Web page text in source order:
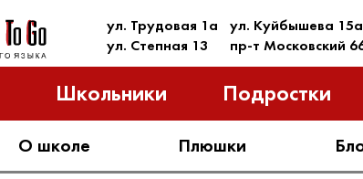
ул. Трудовая 1a
ул. Куйбышева
ул. Степная 13
пр-т Московский
Школьники Подростки
О школе Плюшки